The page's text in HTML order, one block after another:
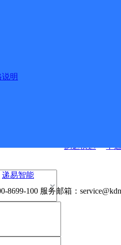
明
韵达快运
中
议
递易智能
8699-100 服务邮箱：